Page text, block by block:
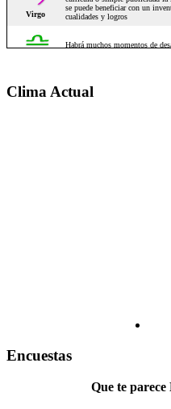
Clima Actual
Encuestas
Que te